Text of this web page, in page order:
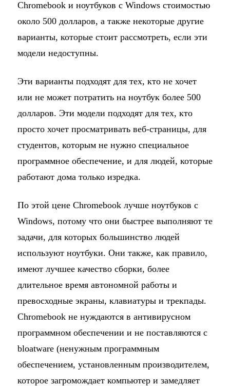
Chromebook и ноутбуков с Windows стоимостью
около 500 долларов, а также некоторые другие
варианты, которые стоит рассмотреть, если эти
модели недоступны.
Эти варианты подходят для тех, кто не хочет
или не может потратить на ноутбук более 500
долларов. Эти модели подходят для тех, кто
просто хочет просматривать веб-страницы, для
студентов, которым не нужно специальное
программное обеспечение, и для людей, которые
работают дома только изредка.
По этой цене Chromebook лучше ноутбуков с
Windows, потому что они быстрее выполняют те
задачи, для которых большинство людей
используют ноутбуки. Они также, как правило,
имеют лучшее качество сборки, более
длительное время автономной работы и
превосходные экраны, клавиатуры и трекпады.
Chromebook не нуждаются в антивирусном
программном обеспечении и не поставляются с
bloatware (ненужным программным
обеспечением, установленным производителем,
которое загромождает компьютер и замедляет